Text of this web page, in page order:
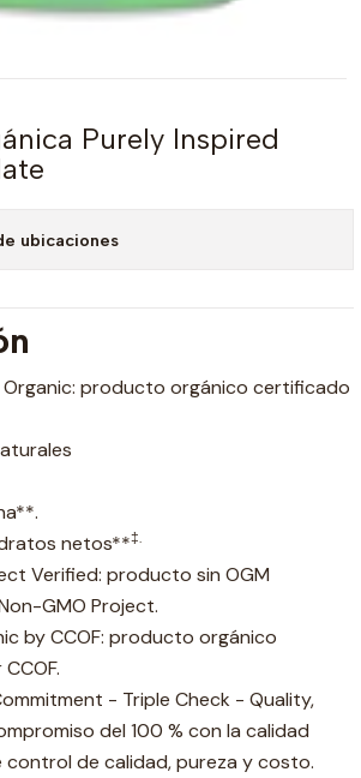
Purely Inspired
ubicaciones
Organic: producto orgánico certificado
netos**‡.
Verified: producto sin OGM
GMO Project.
by CCOF: producto orgánico
- Triple Check - Quality,
del 100 % con la calidad
de calidad, pureza y costo.